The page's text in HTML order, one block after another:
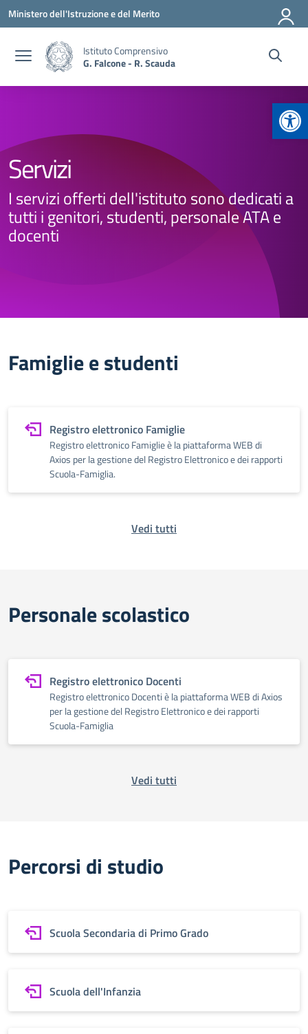
Vai ai contenuti
Vai al menu di navigazione
Vai al footer
Ministero dell'Istruzione e del Merito
Istituto Comprensivo
G. Falcone - R. Scauda
Servizi
I servizi offerti dell'istituto sono dedicati a
tutti i genitori, studenti, personale ATA e
docenti
Famiglie e studenti
Registro elettronico Famiglie
Registro elettronico Famiglie è la piattaforma WEB di
Axios per la gestione del Registro Elettronico e dei rapporti
Scuola-Famiglia.
Vedi tutti
Personale scolastico
Registro elettronico Docenti
Registro elettronico Docenti è la piattaforma WEB di Axios
per la gestione del Registro Elettronico e dei rapporti
Scuola-Famiglia
Vedi tutti
Percorsi di studio
Scuola Secondaria di Primo Grado
Scuola dell'Infanzia